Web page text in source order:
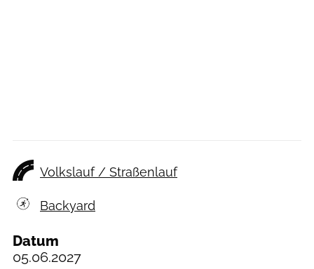
Volkslauf / Straßenlauf
Backyard
Datum
05.06.2027